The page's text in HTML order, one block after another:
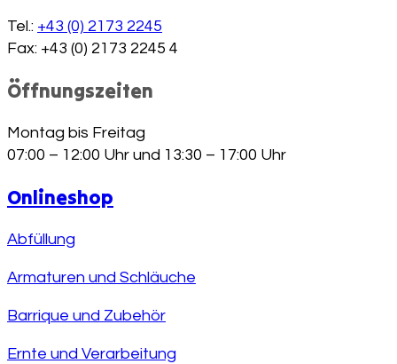
Tel.: +43 (0) 2173 2245
Fax: +43 (0) 2173 2245 4
Öffnungszeiten
Montag bis Freitag
07:00 – 12:00 Uhr und 13:30 – 17:00 Uhr
Onlineshop
Abfüllung
Armaturen und Schläuche
Barrique und Zubehör
Ernte und Verarbeitung